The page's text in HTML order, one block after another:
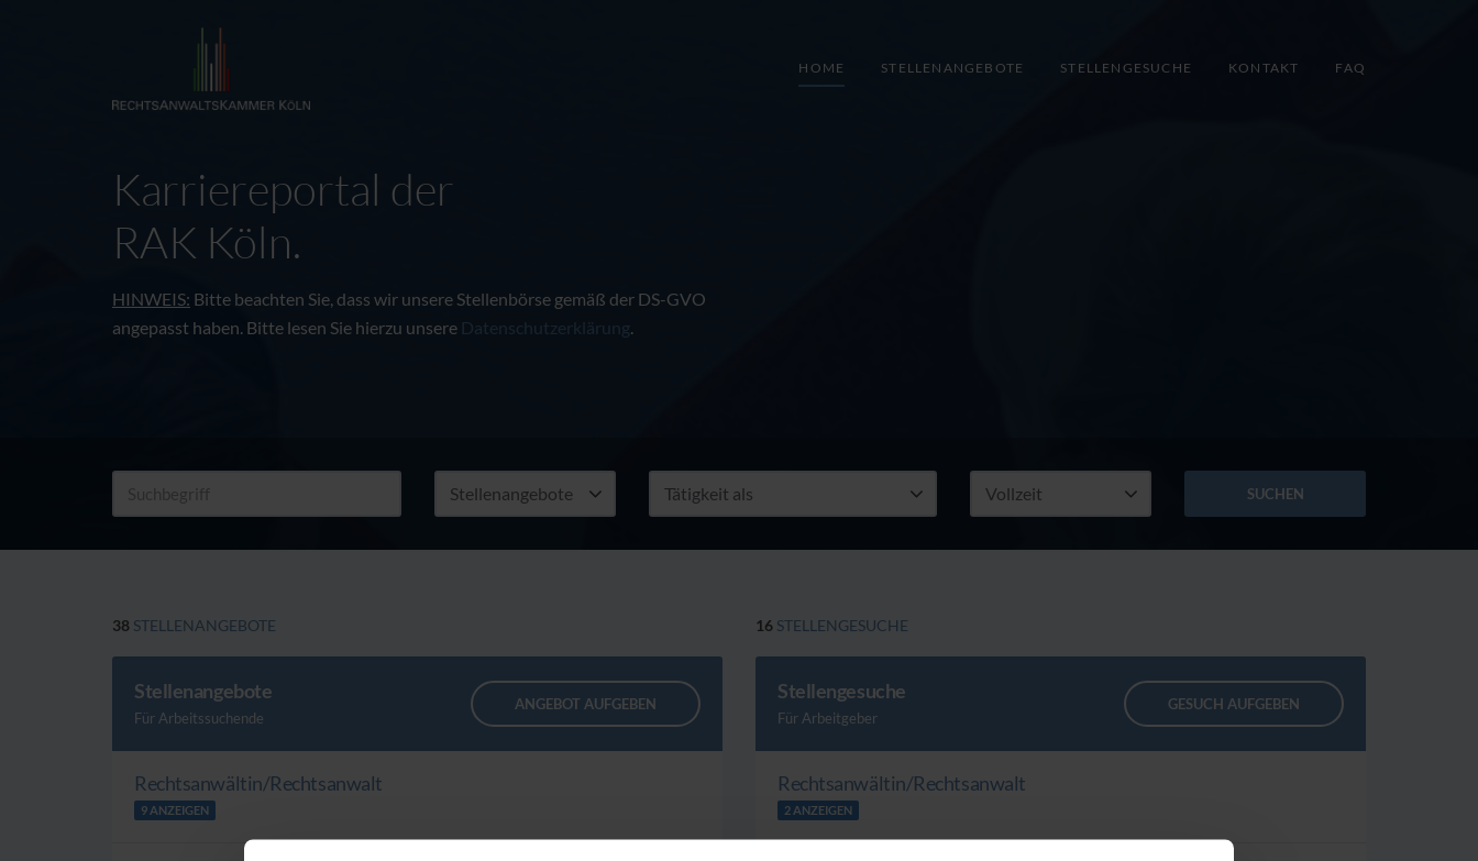
HOME STELLENANGEBOTE STELLENGESUCHE KONTAKT FAQ
Karriereportal der
RAK Köln.
HINWEIS: Bitte beachten Sie, dass wir unsere Stellenbörse gemäß der DS-GVO
angepasst haben. Bitte lesen Sie hierzu unsere Datenschutzerklärung
Art Art Art SUCHEN
38 STELLENANGEBOTE
Stellenangebote
Für Arbeitssuchende
ANGEBOT AUFGEBEN
Rechtsanwältin/Rechtsanwalt
9 ANZEIGEN
16 STELLENGESUCHE
Stellengesuche
Für Arbeitgeber
GESUCH AUFGEBEN
Rechtsanwältin/Rechtsanwalt
2 ANZEIGEN